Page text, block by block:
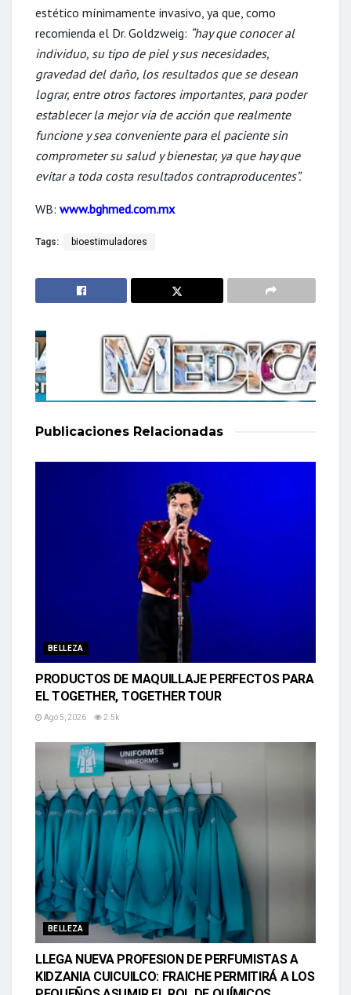
estético mínimamente invasivo, ya que, como
recomienda el Dr. Goldzweig: “hay que conocer al
individuo, su tipo de piel y sus necesidades,
gravedad del daño, los resultados que se desean
lograr, entre otros factores importantes, para poder
establecer la mejor vía de acción que realmente
funcione y sea conveniente para el paciente sin
comprometer su salud y bienestar, ya que hay que
evitar a toda costa resultados contraproducentes”.
WB: www.bghmed.com.mx
Tags: bioestimuladores
Publicaciones Relacionadas
BELLEZA
PRODUCTOS DE MAQUILLAJE PERFECTOS PARA
EL TOGETHER, TOGETHER TOUR
Ago 5, 2026 2.5k
BELLEZA
LLEGA NUEVA PROFESION DE PERFUMISTAS A
KIDZANIA CUICUILCO: FRAICHE PERMITIRÁ A LOS